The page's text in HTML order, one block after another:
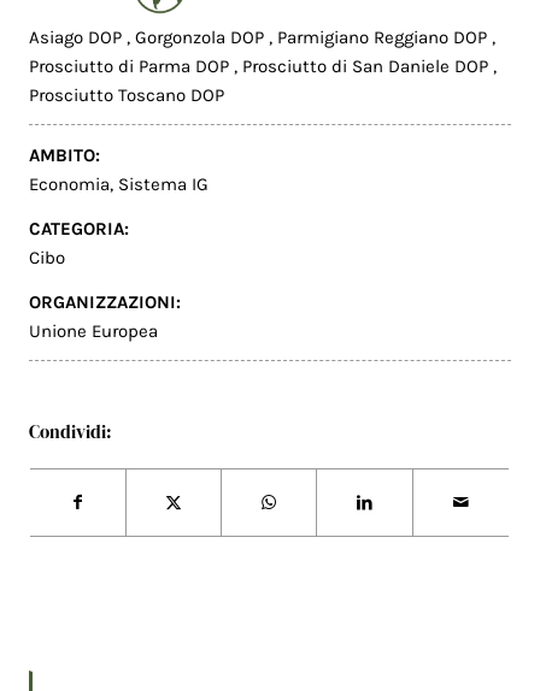
Asiago DOP ,Gorgonzola DOP , Parmigiano Reggiano DOP ,
Prosciutto di Parma DOP , Prosciutto di San Daniele DOP ,
Prosciutto Toscano DOP
AMBITO:
Economia, Sistema IG
CATEGORIA:
Cibo
ORGANIZZAZIONI:
Unione Europea
Condividi: